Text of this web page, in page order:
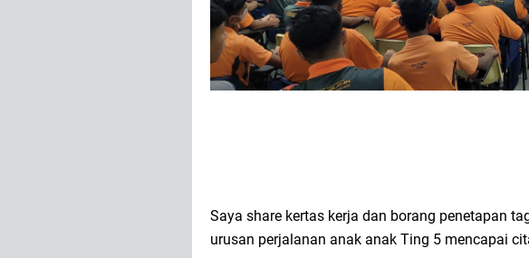
Saya share kertas kerja dan borang penetapan
urusan perjalanan anak anak Ting 5 mencapai